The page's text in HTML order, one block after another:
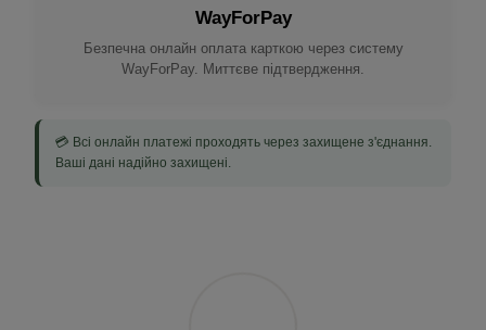
WayForPay
Безпечна онлайн оплата карткою через систему
WayForPay. Миттєве підтвердження.
💳 Всі онлайн платежі проходять через захищене з'єднання.
Ваші дані надійно захищені.